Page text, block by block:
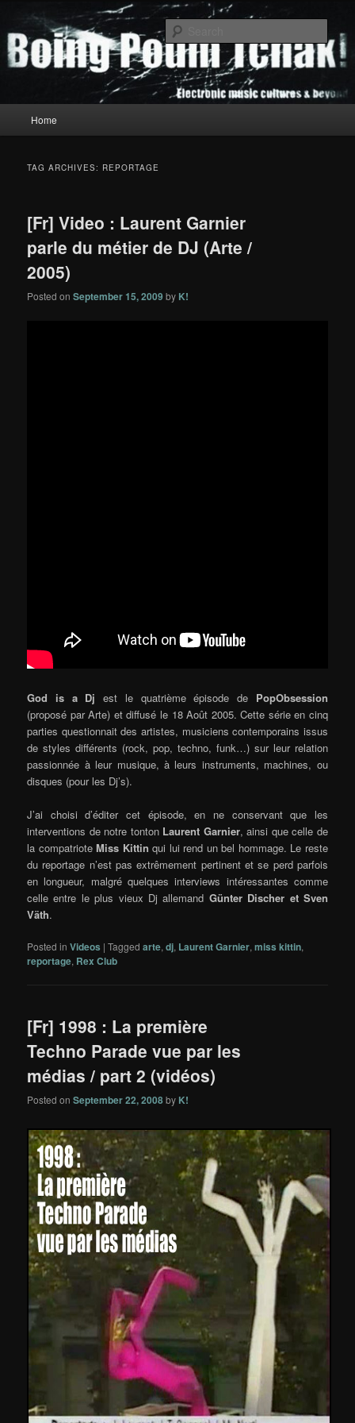
primary
content
secondary
contentBoing Poum Tchak!
Home
TAG ARCHIVES: REPORTAGE
[Fr] Video : Laurent Garnier
parle du métier de DJ (Arte /
2005)
Posted onSeptember 15, 2009 by K!
God is a Dj est le quatrième épisode de PopObsession
(proposé par Arte) et diffusé le 18 Août 2005. Cette série en cinq
parties questionnait des artistes, musiciens contemporains issus
de styles différents (rock, pop, techno, funk…) sur leur relation
passionnée à leur musique, à leurs instruments, machines, ou
disques (pour les Dj’s).
J’ai choisi d’éditer cet épisode, en ne conservant que les
interventions de notre tonton Laurent Garnier, ainsi que celle de
la compatrioteMiss Kittin qui lui rend un bel hommage. Le reste
du reportage n’est pas extrêmement pertinent et se perd parfois
en longueur, malgré quelques interviews intéressantes comme
celle entre le plus vieux Dj allemand Günter Discher et Sven
Väth.
Posted in Videos |Tagged arte,dj, Laurent Garnier,miss kittin,
reportage, Rex Club
[Fr] 1998 : La première
Techno Parade vue par les
médias / part 2 (vidéos)
Posted onSeptember 22, 2008by K!